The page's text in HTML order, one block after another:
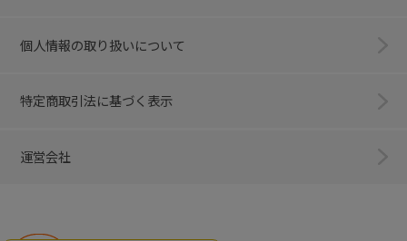
個人情報の取り扱いについて
特定商取引法に基づく表示
運営会社